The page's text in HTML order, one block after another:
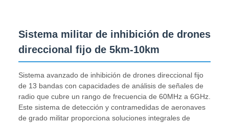
Sistema militar de inhibición de drones
direccional fijo de 5km-10km
Sistema avanzado de inhibición de drones direccional fijo
de 13 bandas con capacidades de análisis de señales de
radio que cubre un rango de frecuencia de 60MHz a 6GHz.
Este sistema de detección y contramedidas de aeronaves
de grado militar proporciona soluciones integrales de